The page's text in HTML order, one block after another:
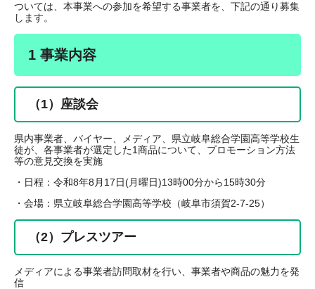
ついては、本事業への参加を希望する事業者を、下記の通り募集
します。
1 事業内容
（1）座談会
県内事業者、バイヤー、メディア、県立岐阜総合学園高等学校生
徒が、各事業者が選定した1商品について、プロモーション方法
等の意見交換を実施
・日程：令和8年8月17日(月曜日)13時00分から15時30分
・会場：県立岐阜総合学園高等学校（岐阜市須賀2-7-25）
（2）プレスツアー
メディアによる事業者訪問取材を行い、事業者や商品の魅力を発
信